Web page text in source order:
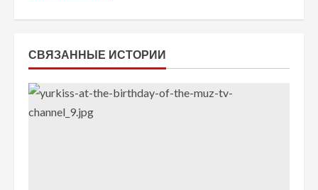
ч
т
СВЯЗАННЫЕ ИСТОРИИ